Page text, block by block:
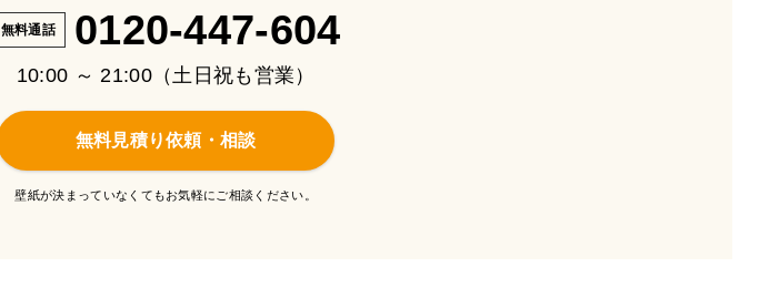
無料通話 0120-447-604
10:00 ～ 21:00（土日祝も営業）
無料見積り依頼・相談
壁紙が決まっていなくてもお気軽にご相談ください。